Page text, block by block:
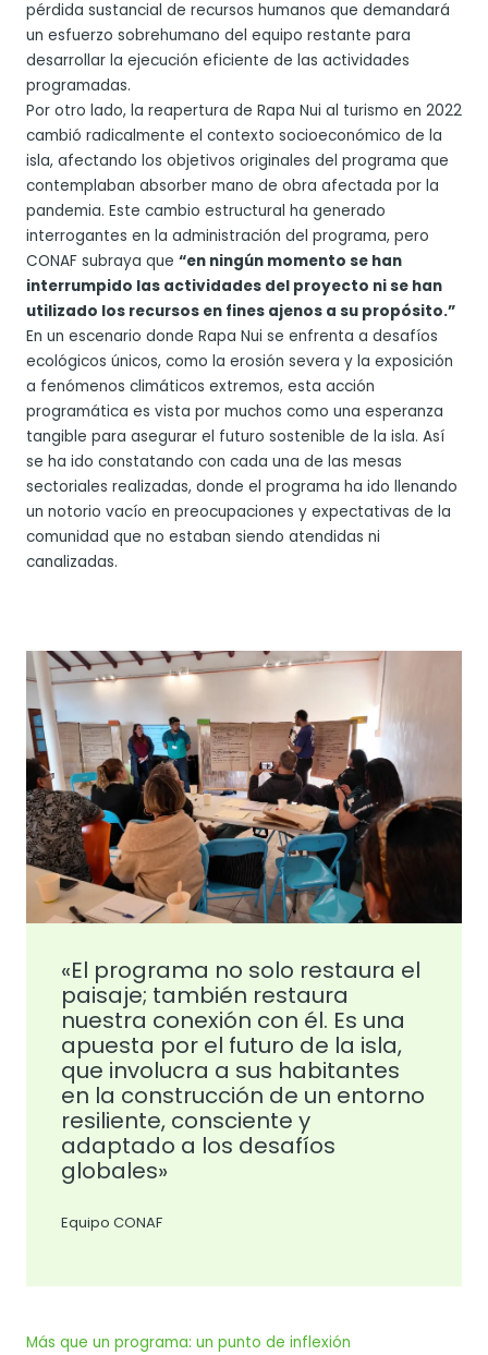
pérdida sustancial de recursos humanos que demandará
un esfuerzo sobrehumano del equipo restante para
desarrollar la ejecución eficiente de las actividades
programadas.
Por otro lado, la reapertura de Rapa Nui al turismo en 2022
cambió radicalmente el contexto socioeconómico de la
isla, afectando los objetivos originales del programa que
contemplaban absorber mano de obra afectada por la
pandemia. Este cambio estructural ha generado
interrogantes en la administración del programa, pero
CONAF subraya que “en ningún momento se han
interrumpido las actividades del proyecto ni se han
utilizado los recursos en fines ajenos a su propósito.”
En un escenario donde Rapa Nui se enfrenta a desafíos
ecológicos únicos, como la erosión severa y la exposición
a fenómenos climáticos extremos, esta acción
programática es vista por muchos como una esperanza
tangible para asegurar el futuro sostenible de la isla. Así
se ha ido constatando con cada una de las mesas
sectoriales realizadas, donde el programa ha ido llenando
un notorio vacío en preocupaciones y expectativas de la
comunidad que no estaban siendo atendidas ni
canalizadas.
«El programa no solo restaura el
paisaje; también restaura
nuestra conexión con él. Es una
apuesta por el futuro de la isla,
que involucra a sus habitantes
en la construcción de un entorno
resiliente, consciente y
adaptado a los desafíos
globales»
Equipo CONAF
Más que un programa: un punto de inflexión